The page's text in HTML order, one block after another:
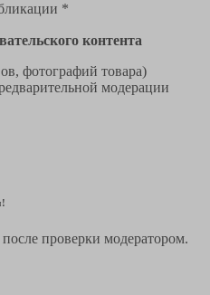
*
контента
фотографий товара)
модерации
проверки модератором.